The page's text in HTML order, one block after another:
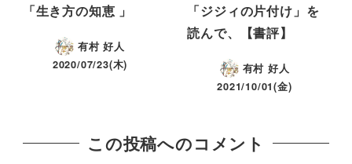
「生き方の知恵 」
有村 好人
2020/07/23(木)
「ジジィの片付け」を
読んで、【書評】
有村 好人
2021/10/01(金)
この投稿へのコメント